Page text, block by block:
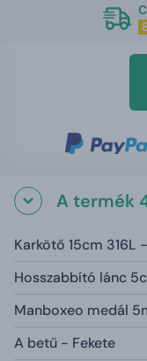
A termék
Karkötő 15cm 316L
Hosszabbító lánc
Manboxeo medál
A betű - Fekete